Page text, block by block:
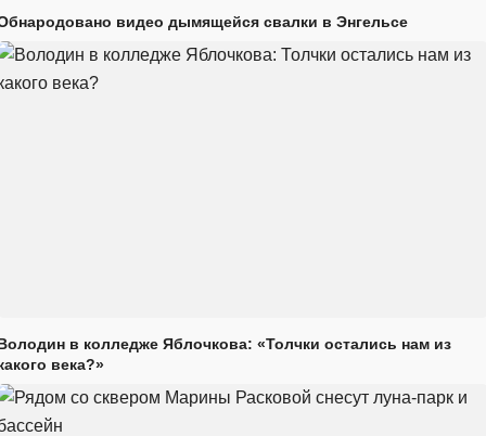
видео дымящейся свалки в Энгельсе
в колледже Яблочкова: «Толчки остались нам из
века?»